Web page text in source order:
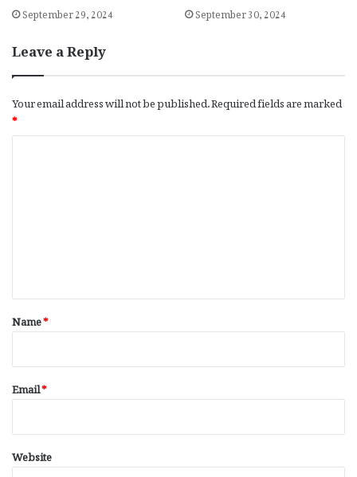
September 29, 2024 September 30, 2024
Leave a Reply
Your email address will not be published.Required fields are marked
*
*
Name*
Email*
Website